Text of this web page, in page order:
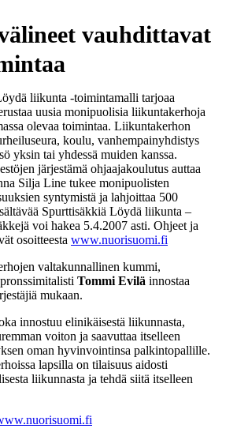
vauhdittavat
liikunta -toimintamalli tarjoaa
uusia monipuolisia liikuntakerhoja
olevaa toimintaa. Liikuntakerhon
koulu, vanhempainyhdistys
yksin tai yhdessä muiden kanssa.
järjestämä ohjaajakoulutus auttaa
Silja Line tukee monipuolisten
syntymistä ja lahjoittaa 500
Spurttisäkkiä Löydä liikunta –
voi hakea 5.4.2007 asti. Ohjeet ja
osoitteesta www.nuorisuomi.fi
valtakunnallinen kummi,
Tommi Evilä innostaa
mukaan.
innostuu elinikäisestä liikunnasta,
voiton ja saavuttaa itselleen
oman hyvinvointinsa palkintopallille.
lapsilla on tilaisuus aidosti
liikunnasta ja tehdä siitä itselleen